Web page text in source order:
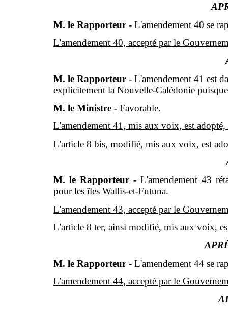
M. le Rapporteur - L'amendement 40 se
L'amendement 40, accepté par le
M. le Rapporteur - L'amendement 41 est
explicitement la Nouvelle-Calédonie
M. le Ministre - Favorable.
L'amendement 41, mis aux voix, est
L'article 8 bis, modifié, mis aux voix, est
M. le Rapporteur - L'amendement 43
pour les îles Wallis-et-Futuna.
L'amendement 43, accepté par le
L'article 8 ter, ainsi modifié, mis aux voix,
M. le Rapporteur - L'amendement 44 se
L'amendement 44, accepté par le